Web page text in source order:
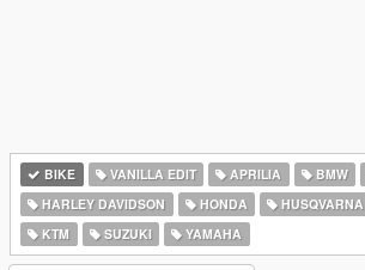
BIKE VANILLA EDIT APRILIA BMW
HARLEY DAVIDSON
HONDA HUSQVARNA
KTM
SUZUKI YAMAHA